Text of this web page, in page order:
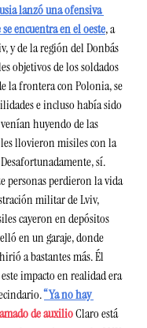
lanzó una ofensiva
encuentra en el oeste, a
y de la región del Donbás
objetivos de los soldados
la frontera con Polonia, se
e incluso había sido
huyendo de las
llovieron misiles con la
Desafortunadamente, sí.
personas perdieron la vida
militar de Lviv,
cayeron en depósitos
en un garaje, donde
a bastantes más. Él
impacto en realidad era
“Ya no hay
de auxilio Claro está